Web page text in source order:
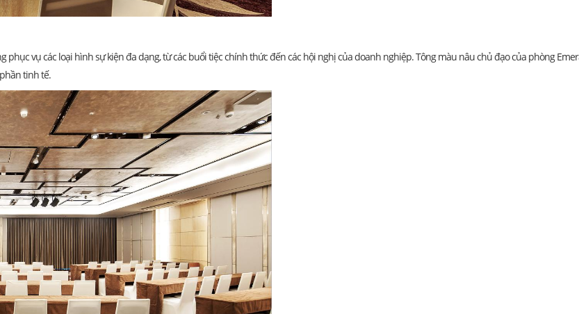
phục vụ các loại hình sự kiện đa dạng, từ các buổi tiệc chính thức đến các hội nghị của doanh nghiệp. Tông màu nâu chủ đạo của phòng
tinh tế.